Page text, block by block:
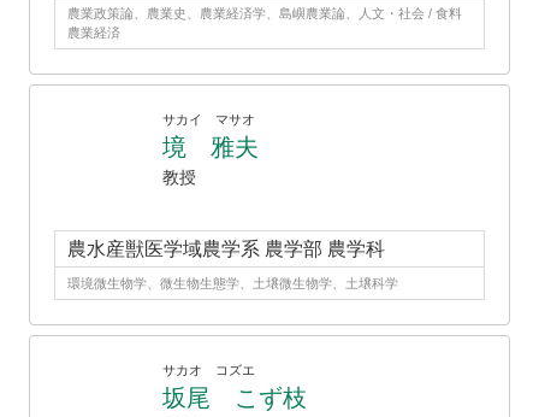
農業政策論、農業史、農業経済学、島嶼農業論、人文・社会 / 食料
農業経済
サカイ マサオ
境 雅夫
教授
農水産獣医学域農学系 農学部 農学科
環境微生物学、微生物生態学、土壌微生物学、土壌科学
サカオ コズエ
坂尾 こず枝